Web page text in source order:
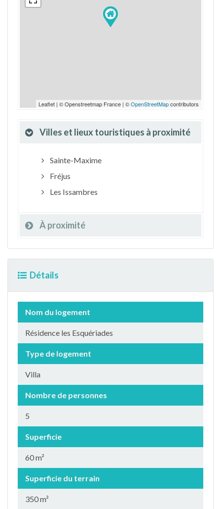
Leaflet | © Openstreetmap France | ©OpenStreetMapcontributors
Villes et lieux touristiques à proximité
Sainte-Maxime
Fréjus
Les Issambres
À proximité
Détails
Nom du logement
Résidence les Esquériades
Type de logement
Villa
Nombre de personnes
5
Superficie
60 m²
Superficie du terrain
350 m²